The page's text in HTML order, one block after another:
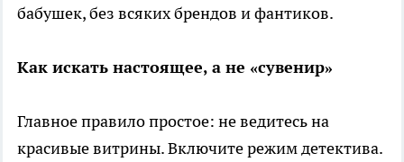
бабушек, без всяких брендов и фантиков.
Как искать настоящее, а не «сувенир»
Главное правило простое: не ведитесь на
красивые витрины. Включите режим детектива.